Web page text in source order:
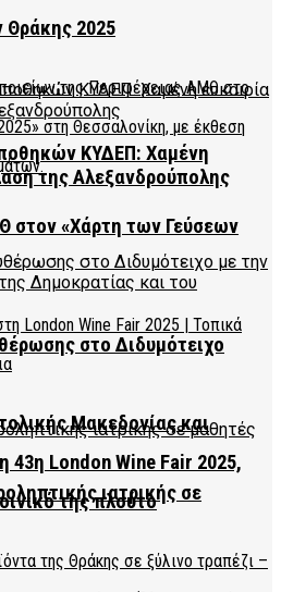
Θράκης 2025
στον «Χάρτη των Γεύσεων
Μακεδονίας και
43η London Wine Fair 2025,
της πλούτο
ΚΥΔΕΠ: Χαμένη
της Αλεξανδρούπολης
στο Διδυμότειχο
ιατρικής σε